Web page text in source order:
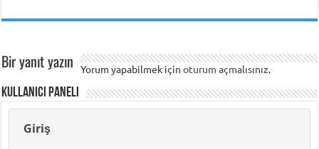
Bir yanıt yazın Yorum yapabilmek içinoturum açmalısınız.
Kullanıcı Paneli
Giriş